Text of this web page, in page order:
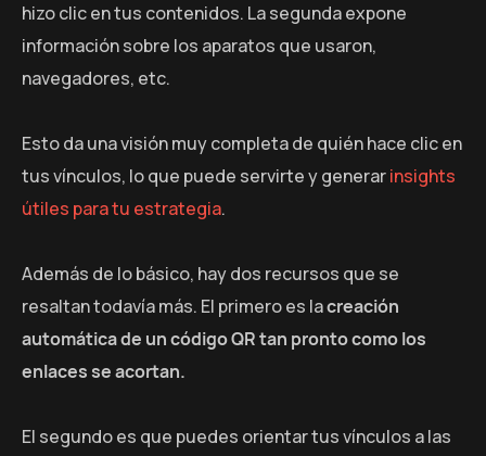
hizo clic en tus contenidos. La segunda expone
información sobre los aparatos que usaron,
navegadores, etc.
Esto da una visión muy completa de quién hace clic en
tus vínculos, lo que puede servirte y generarinsights
útiles para tu estrategia.
Además de lo básico, hay dos recursos que se
resaltan todavía más. El primero es lacreación
automática de un código QR tan pronto como los
enlaces se acortan.
El segundo es que puedes orientar tus vínculos a las